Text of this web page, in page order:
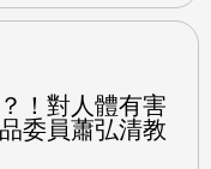
！對人體有害
委員蕭弘清教